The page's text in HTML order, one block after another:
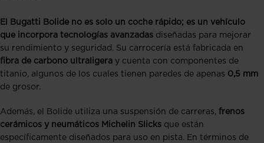
El Bugatti Bolide no es solo un coche rápido; es un vehículo
que incorpora tecnologías avanzadas diseñadas para mejorar
su rendimiento y seguridad. Su carrocería está fabricada en
fibra de carbono ultraligera y cuenta con componentes de
titanio, algunos de los cuales tienen paredes de apenas 0,5 mm
de grosor.
Además, el Bolide utiliza una suspensión de carreras, frenos
cerámicos y neumáticos Michelin Slicks que están
específicamente diseñados para uso en pista. En términos de